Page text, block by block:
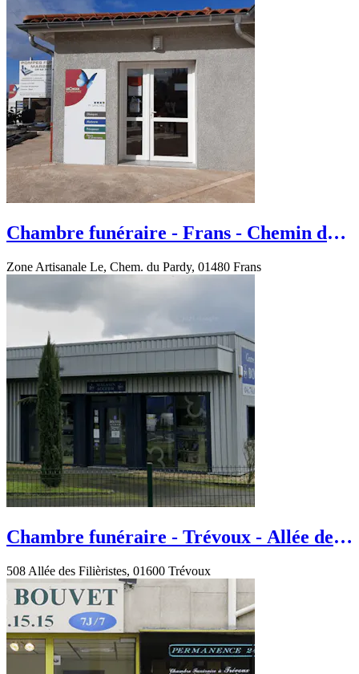
Chambre funéraire - Frans - Chemin du
Zone Artisanale Le, Chem. du Pardy, 01480 Frans
Chambre funéraire - Trévoux - Allée des
508 Allée des Filièristes, 01600 Trévoux